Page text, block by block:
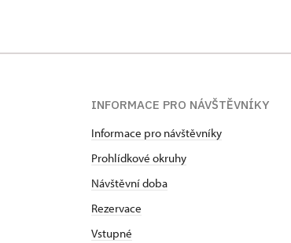
INFORMACE PRO NÁVŠTĚVNÍKY
Informace pro návštěvníky
Prohlídkové okruhy
Návštěvní doba
Rezervace
Vstupné